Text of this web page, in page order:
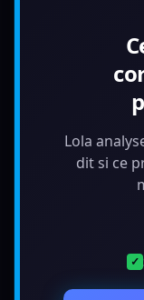
Lola
dit si ce
✓